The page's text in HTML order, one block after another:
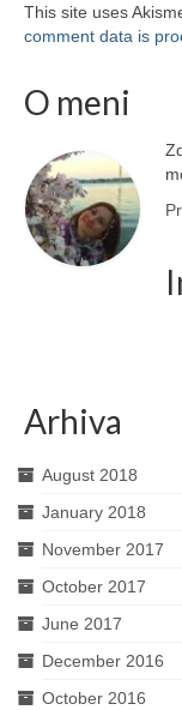
This site uses
comment data is
O meni
Arhiva
August 2018
January 2018
November 2017
October 2017
June 2017
December 2016
October 2016